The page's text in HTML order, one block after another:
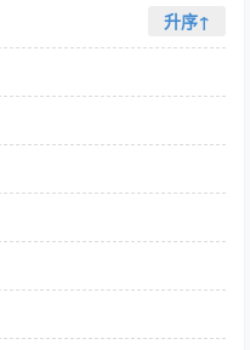
升序↑